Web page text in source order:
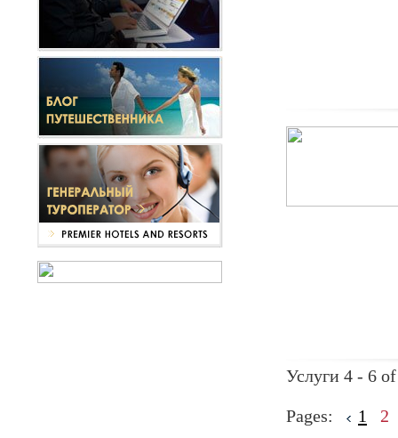
Услуги 4 - 6
Pages: 1 2